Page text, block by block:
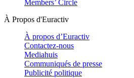
Members’ Circle
À Propos d'Euractiv
À propos d’Euractiv
Contactez-nous
Mediahuis
Communiqués de presse
Publicité politique